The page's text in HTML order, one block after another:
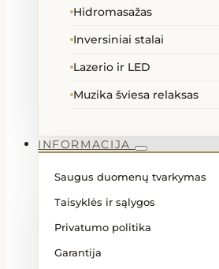
Hidromasažas
Inversiniai stalai
Lazerio ir LED
Muzika šviesa relaksas
INFORMACIJA
Saugus duomenų tvarkymas
Taisyklės ir sąlygos
Privatumo politika
Garantija